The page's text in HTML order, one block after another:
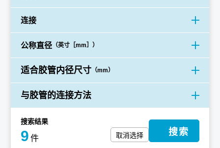
连接
公称直径 （英寸［mm］）
适合胶管内径尺寸 （mm）
与胶管的连接方法
搜索结果
9 件 取消选择 搜索